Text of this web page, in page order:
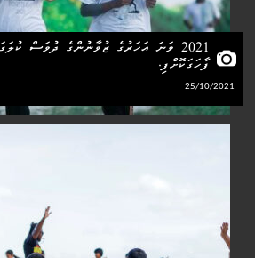
2021 ވަނަ އަހަރުގެ ޒުވާނުންގެ ދުވަސް
ފާހަގަކޮށްފި.
25/10/2021